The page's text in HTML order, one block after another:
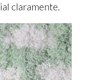
claramente.